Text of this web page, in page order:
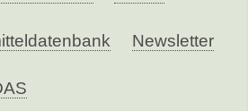
Newsletter